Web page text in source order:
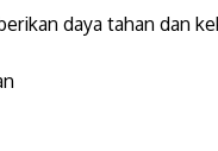
daya tahan dan